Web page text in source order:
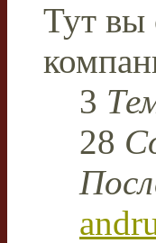
Тут вы
3
28